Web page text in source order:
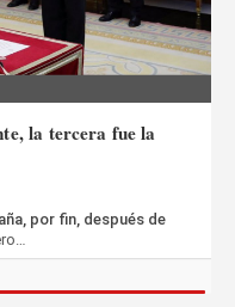
la tercera fue la
por fin, después de